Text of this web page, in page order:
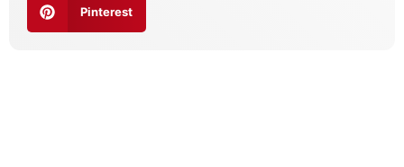
Pinterest